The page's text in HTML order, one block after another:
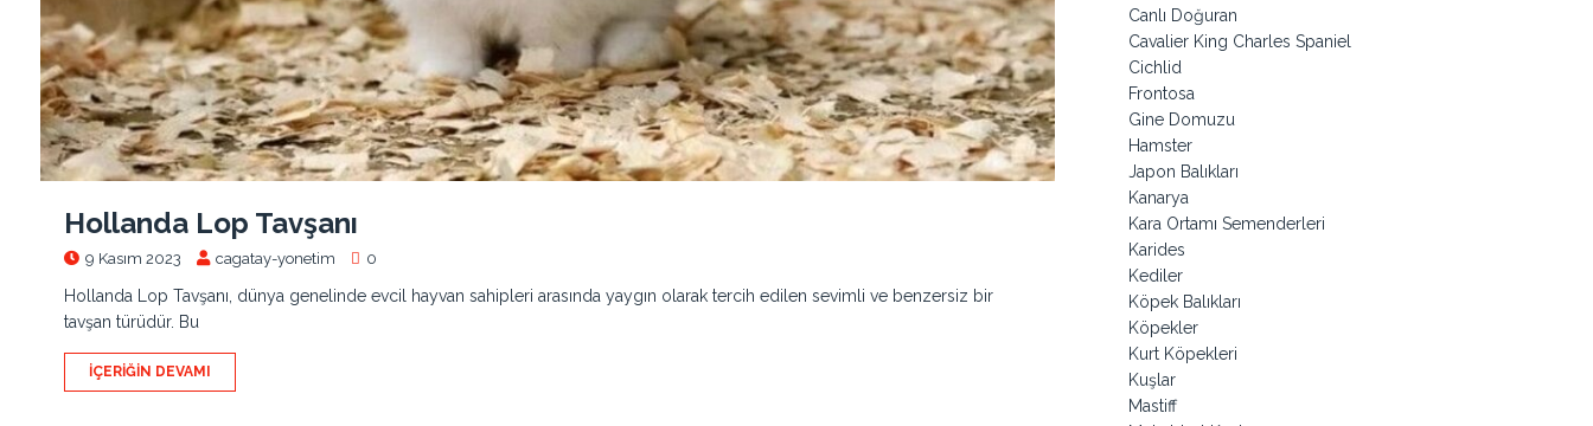
Hollanda Lop Tavşanı
9 Kasım 2023 cagatay-yonetim 0
Hollanda Lop Tavşanı, dünya genelinde evcil hayvan sahipleri arasında yaygın olarak tercih edilen sevimli ve benzersiz bir
tavşan türüdür. Bu
İÇERIĞIN DEVAMI
Canlı Doğuran
Cavalier King Charles Spaniel
Cichlid
Frontosa
Gine Domuzu
Hamster
Japon Balıkları
Kanarya
Kara Ortamı Semenderleri
Karides
Kediler
Köpek Balıkları
Köpekler
Kurt Köpekleri
Kuşlar
Mastiff